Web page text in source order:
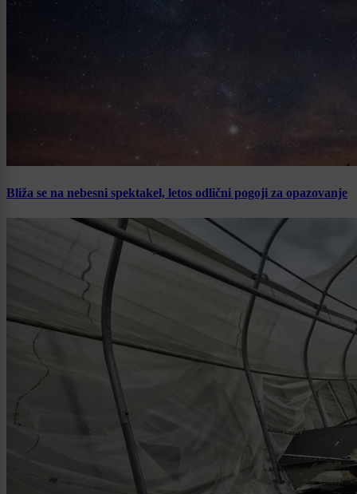
Bliža se na nebesni spektakel, letos odlični pogoji za opazovanje